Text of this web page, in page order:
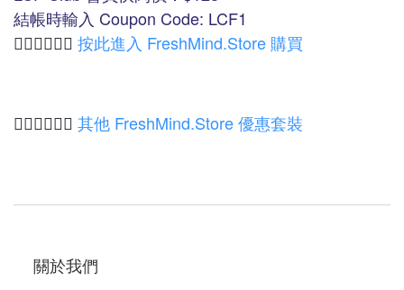
結帳時輸入 Coupon Code: LCF1
👉🏻👉🏻 👉🏻 按此進入 FreshMind.Store 購買
👉🏻👉🏻 👉🏻 其他 FreshMind.Store 優惠套裝
關於我們